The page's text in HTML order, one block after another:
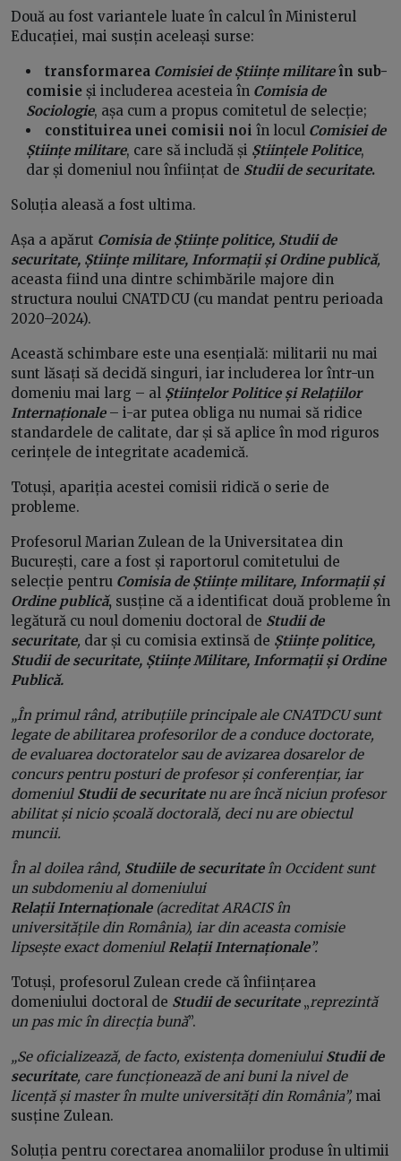
Două au fost variantele luate în calcul în Ministerul
Educației, mai susțin aceleași surse:
transformarea Comisiei de Științe militareîn sub-
comisie și includerea acesteia în Comisia de
Sociologie, așa cum a propus comitetul de selecție;
constituirea unei comisii noi în locul Comisiei de
Științe militare, care să includă și Științele Politice,
dar și domeniul nou înființat de Studii de securitate.
Soluția aleasă a fost ultima.
Așa a apărut Comisia de Științe politice, Studii de
securitate, Științe militare, Informații și Ordine publică,
aceasta fiind una dintre schimbările majore din
structura noului CNATDCU (cu mandat pentru perioada
2020–2024).
Această schimbare este una esențială: militarii nu mai
sunt lăsați să decidă singuri, iar includerea lor într-un
domeniu mai larg – al Științelor Politice și Relațiilor
Internaționale– i-ar putea obliga nu numai să ridice
standardele de calitate, dar și să aplice în mod riguros
cerințele de integritate academică.
Totuși, apariția acestei comisii ridică o serie de
probleme.
Profesorul Marian Zulean de la Universitatea din
București, care a fost și raportorul comitetului de
selecție pentru Comisia de Științe militare, Informații și
Ordine publică, susține că a identificat două probleme în
legătură cu noul domeniu doctoral de Studii de
securitate, dar și cu comisia extinsă de Științe politice,
Studii de securitate, Științe Militare, Informații și Ordine
Publică.
„În primul rând, atribuțiile principale ale CNATDCU sunt
legate de abilitarea profesorilor de a conduce doctorate,
de evaluarea doctoratelor sau de avizarea dosarelor de
concurs pentru posturi de profesor și conferențiar, iar
domeniul Studii de securitatenu are încă niciun profesor
abilitat și nicio școală doctorală, deci nu are obiectul
muncii.
În al doilea rând, Studiile de securitateîn Occident sunt
un subdomeniu al domeniului
Relații Internaționale (acreditat ARACIS în
universitățile din România), iar din aceasta comisie
lipsește exact domeniulRelații Internaționale”.
Totuși, profesorul Zulean crede că înființarea
domeniului doctoral de Studii de securitate „reprezintă
un pas mic în direcția bună”.
„Se oficializează, de facto, existența domeniului Studii de
securitate, care funcționează de ani buni la nivel de
licență și master în multe universități din România”, mai
susține Zulean.
Soluția pentru corectarea anomaliilor produse în ultimii